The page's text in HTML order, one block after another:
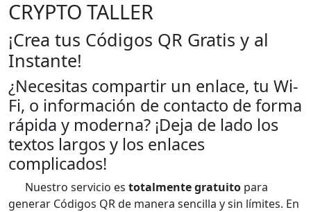
CRYPTO TALLER
¡Crea tus Códigos QR Gratis y al
Instante!
¿Necesitas compartir un enlace, tu Wi-
Fi, o información de contacto de forma
rápida y moderna? ¡Deja de lado los
textos largos y los enlaces
complicados!
Nuestro servicio es totalmente gratuito para
generar Códigos QR de manera sencilla y sin límites. En